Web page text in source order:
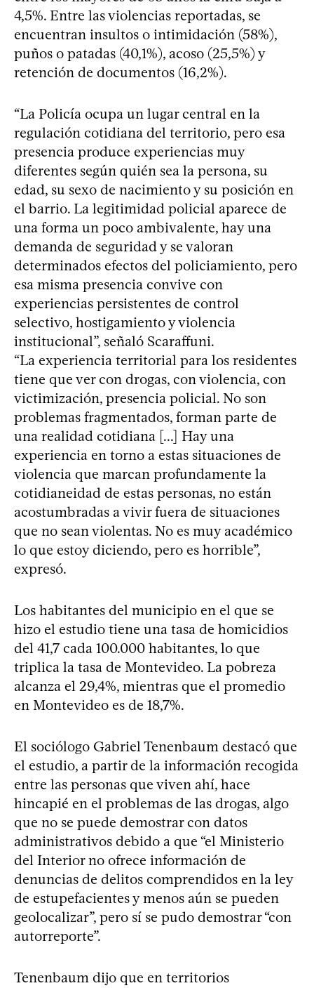
4,5%. Entre las violencias reportadas, se
encuentran insultos o intimidación (58%),
puños o patadas (40,1%), acoso (25,5%) y
retención de documentos (16,2%).
“La Policía ocupa un lugar central en la
regulación cotidiana del territorio, pero esa
presencia produce experiencias muy
diferentes según quién sea la persona, su
edad, su sexo de nacimiento y su posición en
el barrio. La legitimidad policial aparece de
una forma un poco ambivalente, hay una
demanda de seguridad y se valoran
determinados efectos del policiamiento, pero
esa misma presencia convive con
experiencias persistentes de control
selectivo, hostigamiento y violencia
institucional”, señaló Scaraffuni.
“La experiencia territorial para los residentes
tiene que ver con drogas, con violencia, con
victimización, presencia policial. No son
problemas fragmentados, forman parte de
una realidad cotidiana [...] Hay una
experiencia en torno a estas situaciones de
violencia que marcan profundamente la
cotidianeidad de estas personas, no están
acostumbradas a vivir fuera de situaciones
que no sean violentas. No es muy académico
lo que estoy diciendo, pero es horrible”,
expresó.
Los habitantes del municipio en el que se
hizo el estudio tiene una tasa de homicidios
del 41,7 cada 100.000 habitantes, lo que
triplica la tasa de Montevideo. La pobreza
alcanza el 29,4%, mientras que el promedio
en Montevideo es de 18,7%.
El sociólogo Gabriel Tenenbaum destacó que
el estudio, a partir de la información recogida
entre las personas que viven ahí, hace
hincapié en el problemas de las drogas, algo
que no se puede demostrar con datos
administrativos debido a que “el Ministerio
del Interior no ofrece información de
denuncias de delitos comprendidos en la ley
de estupefacientes y menos aún se pueden
geolocalizar”, pero sí se pudo demostrar “con
autorreporte”.
Tenenbaum dijo que en territorios